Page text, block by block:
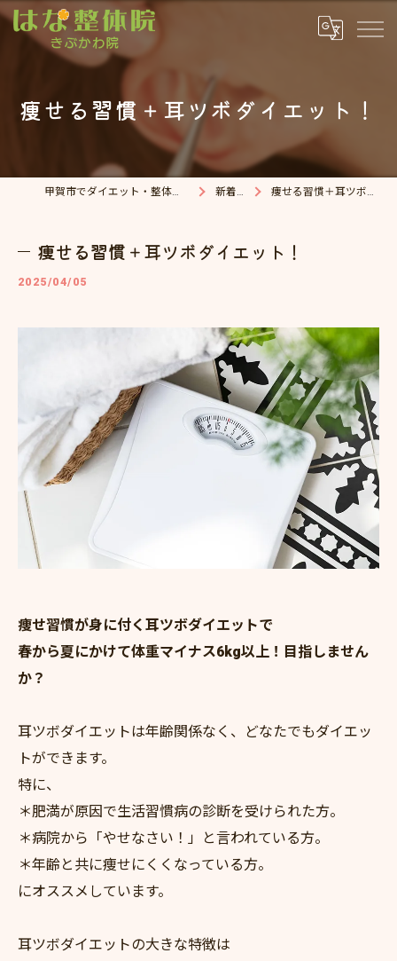
痩せる習慣＋耳ツボダイエット！
甲賀市でダイエット・整体院ならはな整体院 新着情報 痩せる習慣＋耳ツボダイエット！
痩せる習慣＋耳ツボダイエット！
2025/04/05
痩せ習慣が身に付く耳ツボダイエットで
春から夏にかけて体重マイナス6kg以上！目指しません
か？
耳ツボダイエットは年齢関係なく、どなたでもダイエッ
トができます。
特に、
＊肥満が原因で生活習慣病の診断を受けられた方。
＊病院から「やせなさい！」と言われている方。
＊年齢と共に痩せにくくなっている方。
にオススメしています。
耳ツボダイエットの大きな特徴は